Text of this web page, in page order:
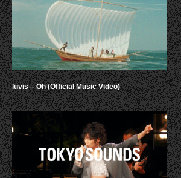
luvis – Oh (Official Music Video)